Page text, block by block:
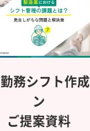
勤務シフト作成
ン
ご提案資料